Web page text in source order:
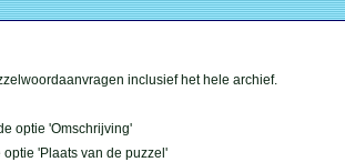
inclusief het hele archief.
optie 'Omschrijving'
'Plaats van de puzzel'